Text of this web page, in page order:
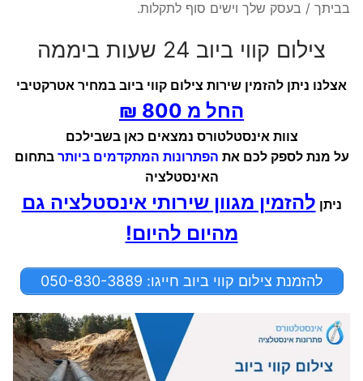
בביתך / בעסק שלך וישים סוף לתקלות.
צילום קווי ביוב 24 שעות ביממה
אצלנו ניתן להזמין שירות צילום קווי ביוב במחיר אטרקטיבי
החל מ 800 ₪
צוות אינסטלטורס נמצאים כאן בשבילכם
על מנת לספק לכם את הפתרונות המתקדמים ביותר בתחום
האינסטלציה
ניתן להזמין מגוון שירותי אינסטלציה גם
מהיום להיום!
להזמנת צילום קווי ביוב חייגו: 050-830-3889